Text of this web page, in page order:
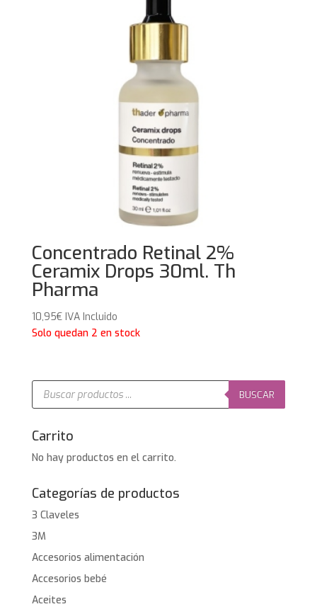
Concentrado Retinal 2%
Ceramix Drops 30ml. Th
Pharma
10,95€ IVA Incluido
Solo quedan 2 en stock
Búsqueda
productos
BUSCAR
Carrito
No hay productos en el carrito.
Categorías de productos
3 Claveles
3M
Accesorios alimentación
Accesorios bebé
Aceites